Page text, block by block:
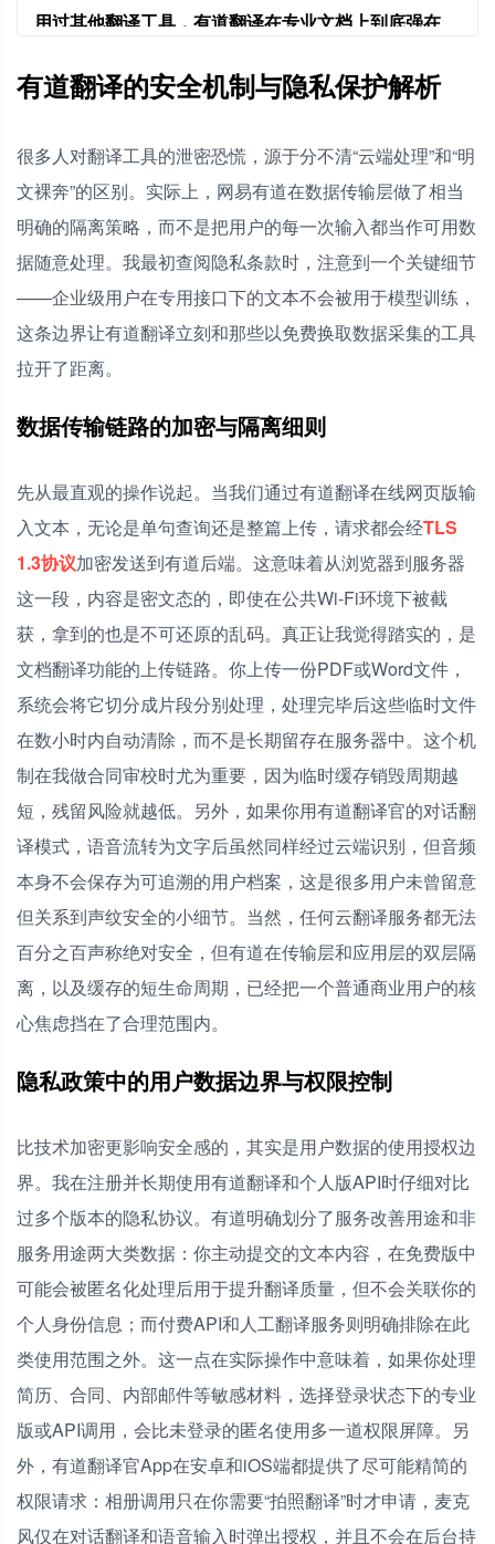
用过其他翻译工具，有道翻译在专业文档上到底强在
有道上传排版复杂的PDF翻译后，格式一定会乱吗？
有道翻译的安全机制与隐私保护解析
很多人对翻译工具的泄密恐慌，源于分不清“云端处理”和“明
文裸奔”的区别。实际上，网易有道在数据传输层做了相当
明确的隔离策略，而不是把用户的每一次输入都当作可用数
据随意处理。我最初查阅隐私条款时，注意到一个关键细节
——企业级用户在专用接口下的文本不会被用于模型训练，
这条边界让有道翻译立刻和那些以免费换取数据采集的工具
拉开了距离。
数据传输链路的加密与隔离细则
先从最直观的操作说起。当我们通过有道翻译在线网页版输
入文本，无论是单句查询还是整篇上传，请求都会经TLS
1.3协议加密发送到有道后端。这意味着从浏览器到服务器
这一段，内容是密文态的，即使在公共Wi-Fi环境下被截
获，拿到的也是不可还原的乱码。真正让我觉得踏实的，是
文档翻译功能的上传链路。你上传一份PDF或Word文件，
系统会将它切分成片段分别处理，处理完毕后这些临时文件
在数小时内自动清除，而不是长期留存在服务器中。这个机
制在我做合同审校时尤为重要，因为临时缓存销毁周期越
短，残留风险就越低。另外，如果你用有道翻译官的对话翻
译模式，语音流转为文字后虽然同样经过云端识别，但音频
本身不会保存为可追溯的用户档案，这是很多用户未曾留意
但关系到声纹安全的小细节。当然，任何云翻译服务都无法
百分之百声称绝对安全，但有道在传输层和应用层的双层隔
离，以及缓存的短生命周期，已经把一个普通商业用户的核
心焦虑挡在了合理范围内。
隐私政策中的用户数据边界与权限控制
比技术加密更影响安全感的，其实是用户数据的使用授权边
界。我在注册并长期使用有道翻译和个人版API时仔细对比
过多个版本的隐私协议。有道明确划分了服务改善用途和非
服务用途两大类数据：你主动提交的文本内容，在免费版中
可能会被匿名化处理后用于提升翻译质量，但不会关联你的
个人身份信息；而付费API和人工翻译服务则明确排除在此
类使用范围之外。这一点在实际操作中意味着，如果你处理
简历、合同、内部邮件等敏感材料，选择登录状态下的专业
版或API调用，会比未登录的匿名使用多一道权限屏障。另
外，有道翻译官App在安卓和iOS端都提供了尽可能精简的
权限请求：相册调用只在你需要“拍照翻译”时才申请，麦克
风仅在对话翻译和语音输入时弹出授权，并且不会在后台持